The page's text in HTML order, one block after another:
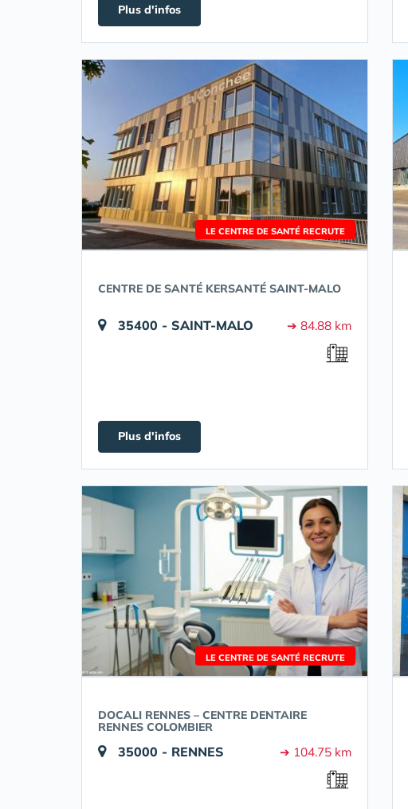
Plus d'infos
LE CENTRE DE SANTÉ RECRUTE
CENTRE DE SANTÉ KERSANTÉ SAINT-MALO
35400 - SAINT-MALO ➔ 84.88 km
Plus d'infos
LE CENTRE DE SANTÉ RECRUTE
DOCALI RENNES – CENTRE DENTAIRE
RENNES COLOMBIER
35000 - RENNES ➔ 104.75 km